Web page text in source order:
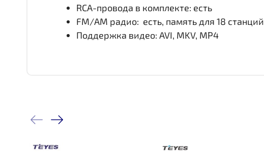
RCA-провода в комплекте: есть
FM/АM радио: есть, память для 18 станций
Поддержка видео: AVI, MKV, MP4